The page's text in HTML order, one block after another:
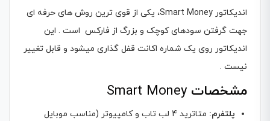
اندیکاتور Smart Money، یکی از قوی ترین روش های حرفه ای
جهت گرفتن سودهای کوچک و بزرگ از فارکس است . این
اندیکاتور روی یک شماره اکانت قفل گذاری میشود و قابل تغییر
نیست .
مشخصات Smart Money
پلتفرم:
متاترید 4 لب تاب و کامپیوتر (مناسب موبایل